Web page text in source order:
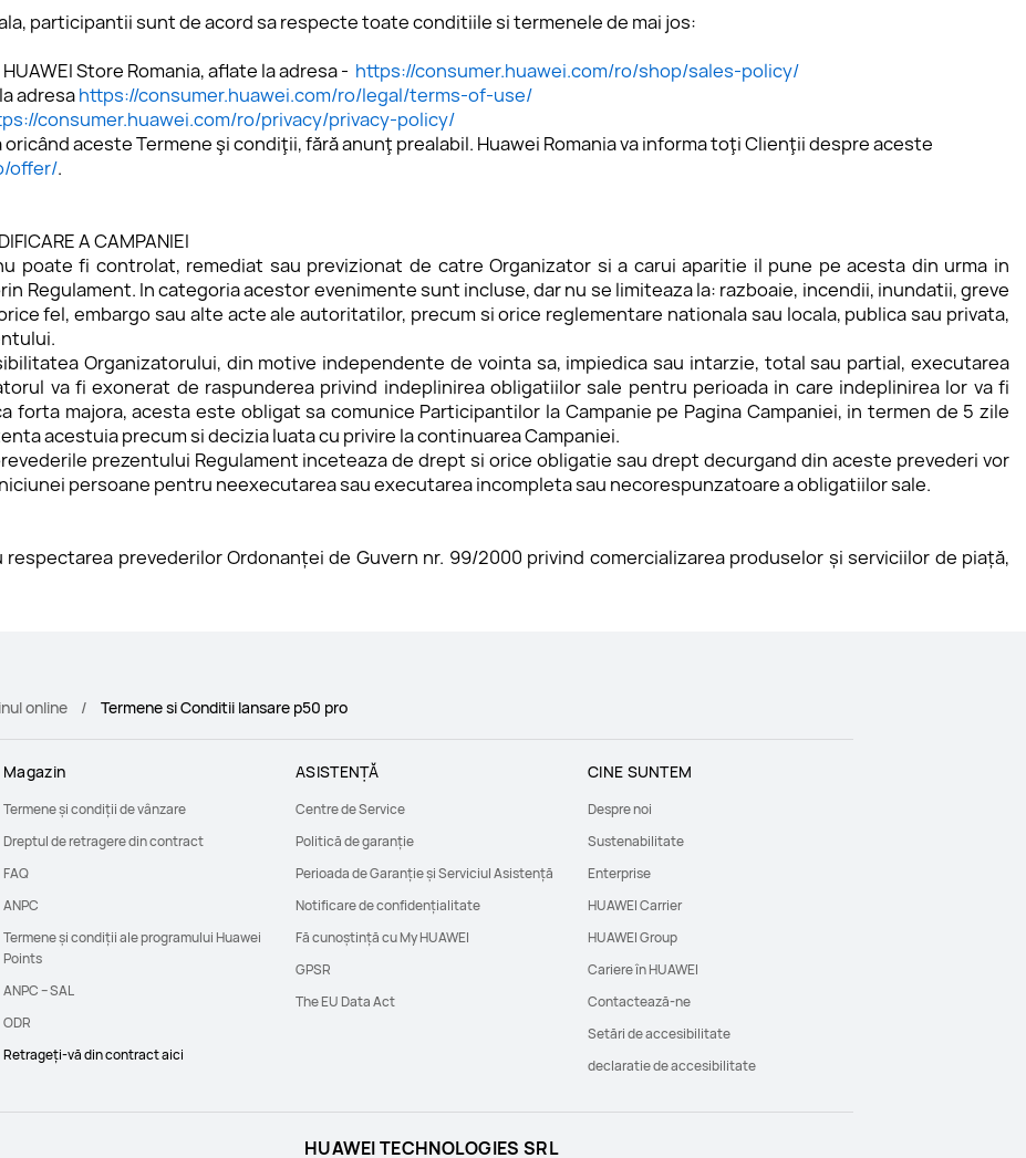
participantii sunt de acord sa respecte toate conditiile si termenele de mai jos:
HUAWEI Store Romania, aflate la adresa - https://consumer.huawei.com/ro/shop/sales-policy/
la adresa https://consumer.huawei.com/ro/legal/terms-of-use/
consumer.huawei.com/ro/privacy/privacy-policy/
oricând aceste Termene şi condiţii, fără anunţ prealabil. Huawei Romania va informa toţi Clienţii despre aceste
offer/.
A CAMPANIEI
poate fi controlat, remediat sau previzionat de catre Organizator si a carui aparitie il pune pe acesta din urma in
Regulament. In categoria acestor evenimente sunt incluse, dar nu se limiteaza la: razboaie, incendii, inundatii, greve
fel, embargo sau alte acte ale autoritatilor, precum si orice reglementare nationala sau locala, publica sau privata,
Organizatorului, din motive independente de vointa sa, impiedica sau intarzie, total sau partial, executarea
va fi exonerat de raspunderea privind indeplinirea obligatiilor sale pentru perioada in care indeplinirea lor va fi
forta majora, acesta este obligat sa comunice Participantilor la Campanie pe Pagina Campaniei, in termen de 5 zile
acestuia precum si decizia luata cu privire la continuarea Campaniei.
prezentului Regulament inceteaza de drept si orice obligatie sau drept decurgand din aceste prevederi vor
persoane pentru neexecutarea sau executarea incompleta sau necorespunzatoare a obligatiilor sale.
prevederilor Ordonanței de Guvern nr. 99/2000 privind comercializarea produselor și serviciilor de piață,
online Termene si Conditii lansare p50 pro
Magazin
Termene și condiții de vânzare
Dreptul de retragere din contract
FAQ
ANPC
Termene și condiții ale programului Huawei
Points
ANPC – SAL
ODR
Retrageți-vă din contract aici
ASISTENȚĂ
Centre de Service
Politică de garanție
Perioada de Garanție și Serviciul Asistență
Notificare de confidențialitate
Fă cunoștință cu My HUAWEI
GPSR
The EU Data Act
CINE SUNTEM
Despre noi
Sustenabilitate
Enterprise
HUAWEI Carrier
HUAWEI Group
Cariere în HUAWEI
Contactează-ne
Setări de accesibilitate
declaratie de accesibilitate
HUAWEI TECHNOLOGIES SRL